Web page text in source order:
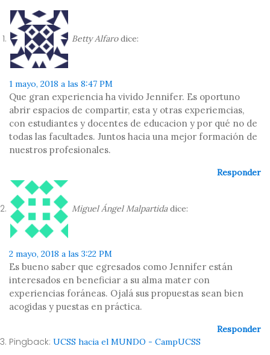
Betty Alfaro dice:
1 mayo, 2018 a las 8:47 PM
Que gran experiencia ha vivido Jennifer. Es oportuno
abrir espacios de compartir, esta y otras experiemcias,
con estudiantes y docentes de educacion y por qué no de
todas las facultades. Juntos hacia una mejor formación de
nuestros profesionales.
Responder
Miguel Ángel Malpartida dice:
2 mayo, 2018 a las 3:22 PM
Es bueno saber que egresados como Jennifer están
interesados en beneficiar a su alma mater con
experiencias foráneas. Ojalá sus propuestas sean bien
acogidas y puestas en práctica.
Responder
Pingback: UCSS hacia el MUNDO - CampUCSS